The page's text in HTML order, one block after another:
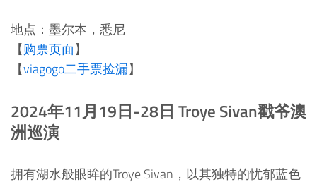
地点：墨尔本，悉尼
【购票页面】
【viagogo二手票捡漏】
2024年11月19日-28日 Troye Sivan戳爷澳
洲巡演
拥有湖水般眼眸的Troye Sivan，以其独特的忧郁蓝色